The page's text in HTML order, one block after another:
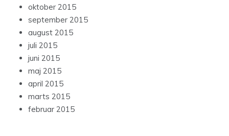
oktober 2015
september 2015
august 2015
juli 2015
juni 2015
maj 2015
april 2015
marts 2015
februar 2015